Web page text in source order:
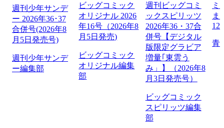
週刊少年サンデ
ー 2026年36･37
合併号(2026年8
月5日発売号)
週刊少年サンデ
ー編集部
ビッグコミック
オリジナル 2026
年16号（2026年8
月5日発売)
ビッグコミック
オリジナル編集
部
週刊ビッグコミ
ックスピリッツ
2026年36・37合
併号【デジタル
版限定グラビア
増量｢東雲う
み」】（2026年8
月3日発売号）
ビッグコミック
スピリッツ編集
部
ミ
ま
129
青